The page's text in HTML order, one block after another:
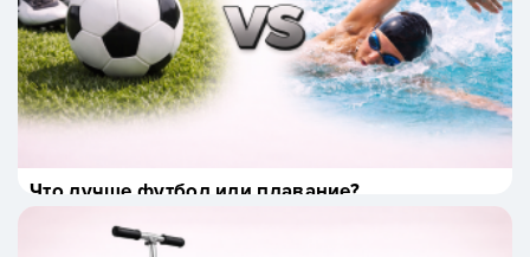
Что лучше футбол или плавание?